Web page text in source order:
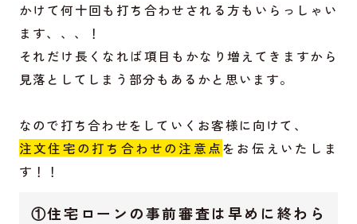
かけて何十回も打ち合わせされる方もいらっしゃい
ます、、、！
それだけ長くなれば項目もかなり増えてきますから
見落としてしまう部分もあるかと思います。
なので打ち合わせをしていくお客様に向けて、
注文住宅の打ち合わせの注意点をお伝えいたしま
す！！
①住宅ローンの事前審査は早めに終わら